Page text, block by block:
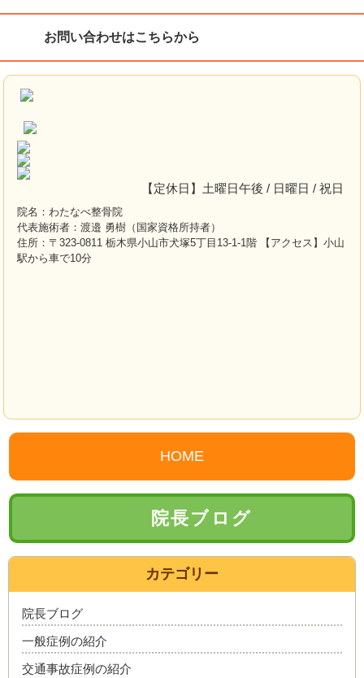
お問い合わせはこちらから
【定休日】土曜日午後 / 日曜日 / 祝日
院名：わたなべ整骨院
代表施術者：渡邉 勇樹（国家資格所持者）
住所：〒323-0811 栃木県小山市犬塚5丁目13-1-1階 【アクセス】小山
駅から車で10分
HOME
院長ブログ
カテゴリー
院長ブログ
一般症例の紹介
交通事故症例の紹介